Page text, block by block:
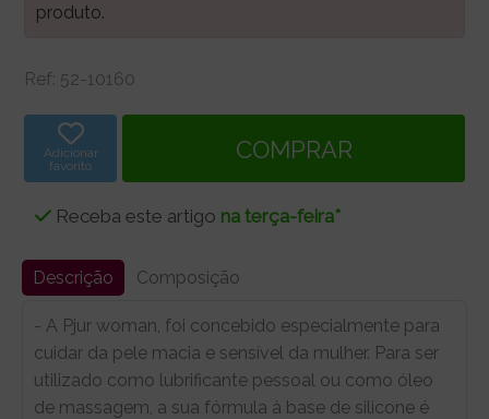
produto.
Ref: 52-10160
Adicionar
favorito
Receba este artigo na terça-feira*
Descrição Composição
- A Pjur woman, foi concebido especialmente para
cuidar da pele macia e sensível da mulher. Para ser
utilizado como lubrificante pessoal ou como óleo
de massagem, a sua fórmula à base de silicone é